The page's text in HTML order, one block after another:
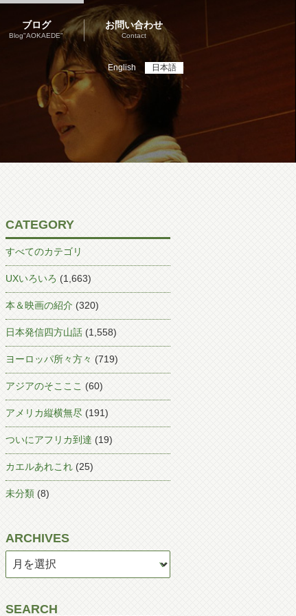
English 日本語
ブログ
Blog"AOKAEDE"
お問い合わせ
Contact
CATEGORY
すべてのカテゴリ
UXいろいろ (1,663)
本＆映画の紹介 (320)
日本発信四方山話 (1,558)
ヨーロッパ所々方々 (719)
アジアのそこここ (60)
アメリカ縦横無尽 (191)
ついにアフリカ到達 (19)
カエルあれこれ (25)
未分類 (8)
ARCHIVES
SEARCH